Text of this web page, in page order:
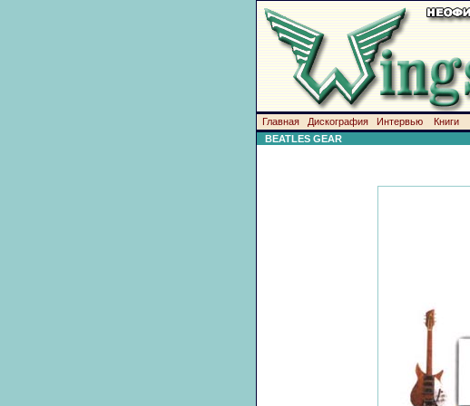
Главная Дискография Интервью Книги
BEATLES GEAR